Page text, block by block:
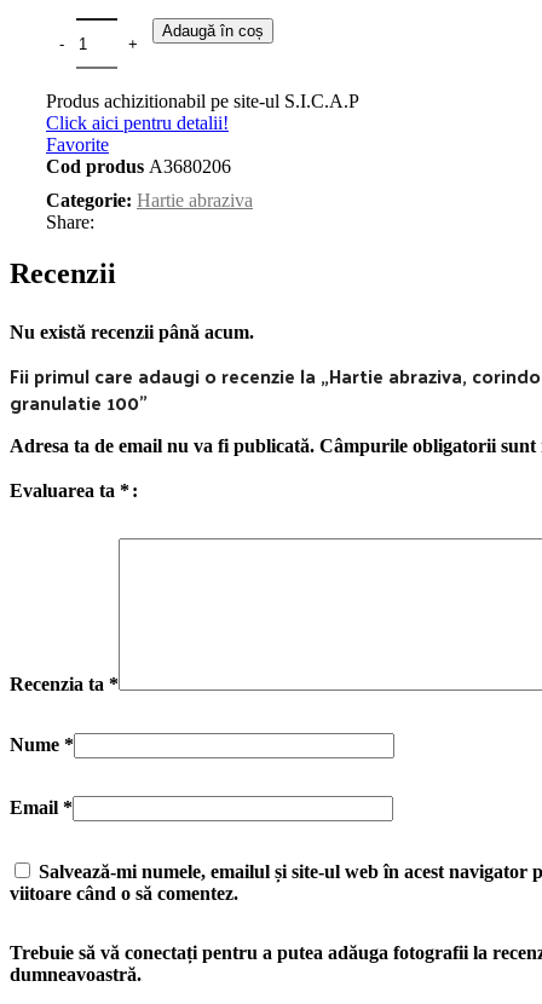
Adaugă în coș
Produs achizitionabil pe site-ul S.I.C.A.P
Click aici pentru detalii!
Favorite
Cod produs A3680206
Categorie: Hartie abraziva
Share:
Recenzii
Nu există recenzii până acum.
Fii primul care adaugi o recenzie la „Hartie abraziva,
granulatie 100”
Adresa ta de email nu va fi publicată. Câmpurile obligatorii sunt
Evaluarea ta *
Recenzia ta *
Nume *
Email *
Salvează-mi numele, emailul și site-ul web în acest navigator
viitoare când o să comentez.
Trebuie să vă conectați pentru a putea adăuga fotografii la
dumneavoastră.